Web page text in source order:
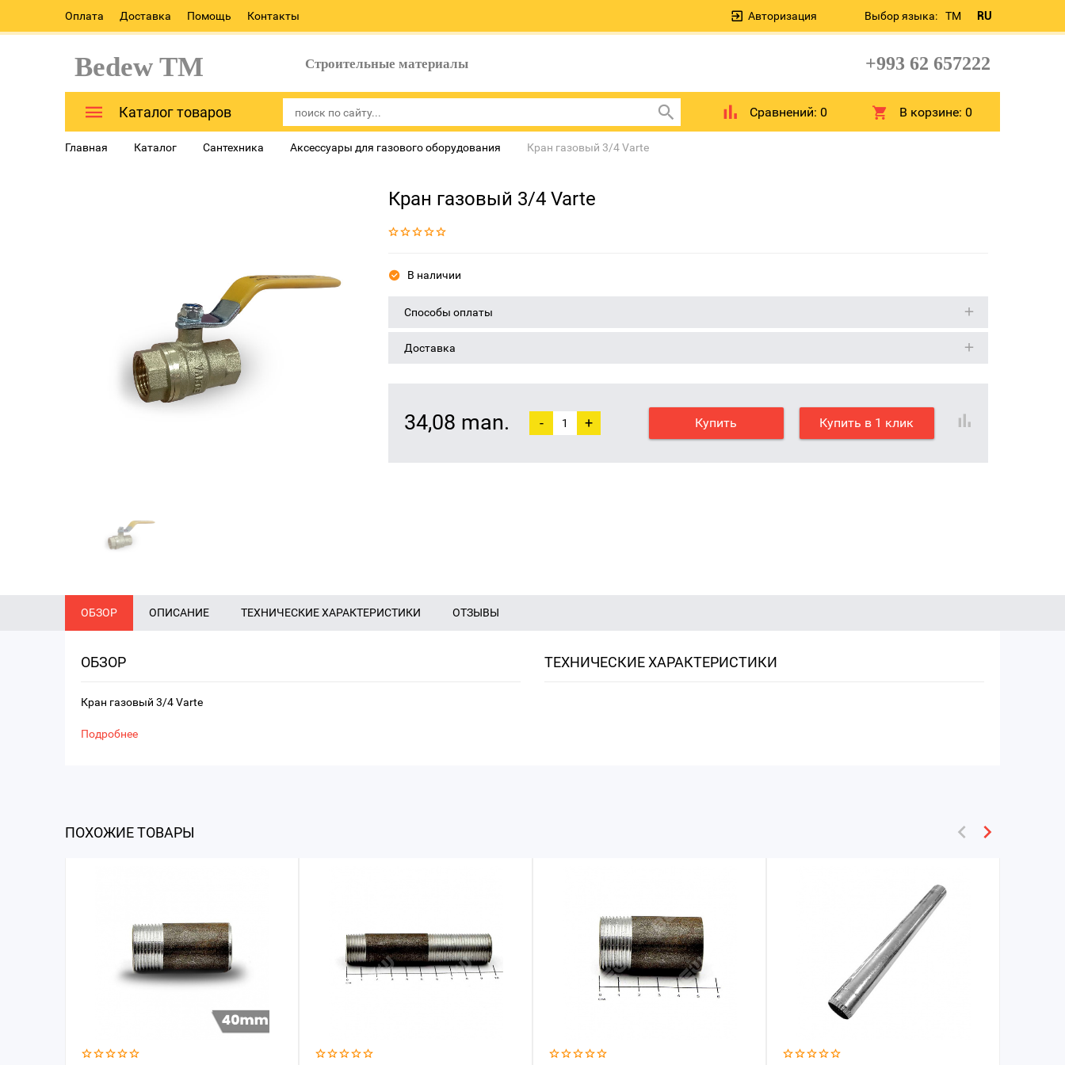
Оплата Доставка Помощь Контакты Выбор языка: TM RU
Авторизация
Bedew TM Строительные материалы +993 62 657222
Каталог товаров Сравнений: 0 В корзине:0
Главная Каталог Сантехника Аксессуары для газового оборудования Кран газовый 3/4 Varte
Кран газовый 3/4 Varte
В наличии
Способы оплаты
Доставка
34,08 man. - + Купить Купить в 1 клик
ОБЗОР ОПИСАНИЕ ТЕХНИЧЕСКИЕ ХАРАКТЕРИСТИКИ ОТЗЫВЫ
ОБЗОР
Кран газовый 3/4 Varte
Подробнее
ТЕХНИЧЕСКИЕ ХАРАКТЕРИСТИКИ
ПОХОЖИЕ ТОВАРЫ